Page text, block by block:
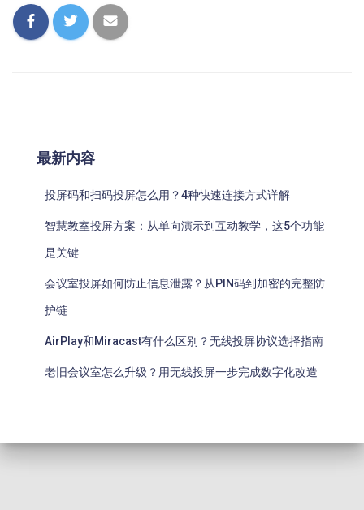
最新内容
投屏码和扫码投屏怎么用？4种快速连接方式详解
智慧教室投屏方案：从单向演示到互动教学，这5个功能
是关键
会议室投屏如何防止信息泄露？从PIN码到加密的完整防
护链
AirPlay和Miracast有什么区别？无线投屏协议选择指南
老旧会议室怎么升级？用无线投屏一步完成数字化改造